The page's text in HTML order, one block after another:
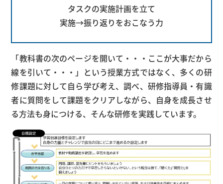
タスクの実施計画を立て
実施→振り返りをおこなう力
「教科書の次のページを開いて・・・ここが大事だから
線を引いて・・・」という授業方式ではなく、多くの研
修課題に対して自ら学び考え、調べ、研修指導員・有識
者に質問をして課題をクリアしながら、自身を成長させ
る方法も身につける、そんな研修を実践しています。